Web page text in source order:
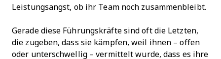
Leistungsangst, ob ihr Team noch zusammenbleibt.
Gerade diese Führungskräfte sind oft die Letzten,
die zugeben, dass sie kämpfen, weil ihnen – offen
oder unterschwellig – vermittelt wurde, dass es ihre